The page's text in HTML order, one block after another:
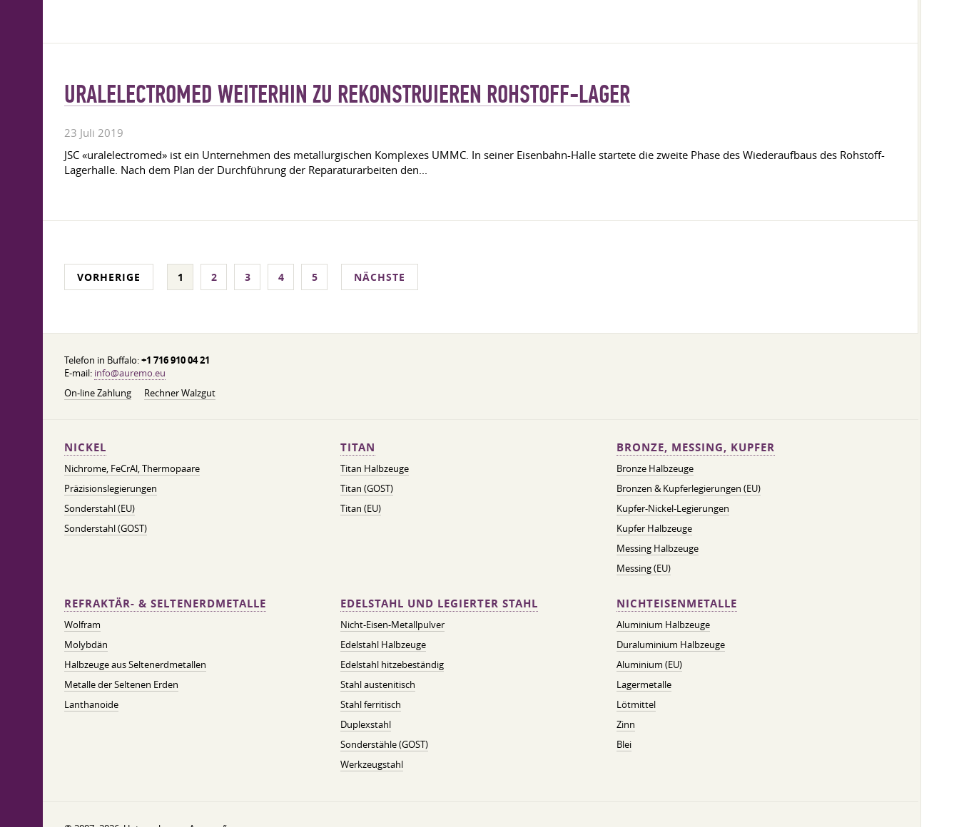
URALELECTROMED WEITERHIN ZU REKONSTRUIEREN ROHSTOFF-LAGER
23 Juli 2019
JSC «uralelectromed» ist ein Unternehmen des metallurgischen Komplexes UMMC. In seiner Eisenbahn-Halle startete die zweite Phase des Wiederaufbaus des Rohstoff-
Lagerhalle. Nach dem Plan der Durchführung der Reparaturarbeiten den...
VORHERIGE 1 2 3 4 5 NÄCHSTE
Telefon in Buffalo:+1 716 910 04 21
E-mail: info@auremo.eu
On-line Zahlung
Rechner Walzgut
NICKEL
Nichrome, FeСrAl, ​​Thermopaare
Präzisionslegierungen
Sonderstahl (EU)
Sonderstahl (GOST)
TITAN
Titan Halbzeuge
Titan (GOST)
Titan (EU)
BRONZE, MESSING, KUPFER
Bronze Halbzeuge
Bronzen & Kupferlegierungen (EU)
Kupfer-Nickel-Legierungen
Kupfer Halbzeuge
Messing Halbzeuge
Messing (EU)
REFRAKTÄR- & SELTENERDMETALLE
Wolfram
Molybdän
Halbzeuge aus Seltenerdmetallen
Metalle der Seltenen Erden
Lanthanoide
EDELSTAHL UND LEGIERTER STAHL
Nicht-Eisen-Metallpulver
Edelstahl Halbzeuge
Edelstahl hitzebeständig
Stahl austenitisch
Stahl ferritisch
Duplexstahl
Sonderstähle (GOST)
Werkzeugstahl
NICHTEISENMETALLE
Aluminium Halbzeuge
Duraluminium Halbzeuge
Aluminium (EU)
Lagermetalle
Lötmittel
Zinn
Blei